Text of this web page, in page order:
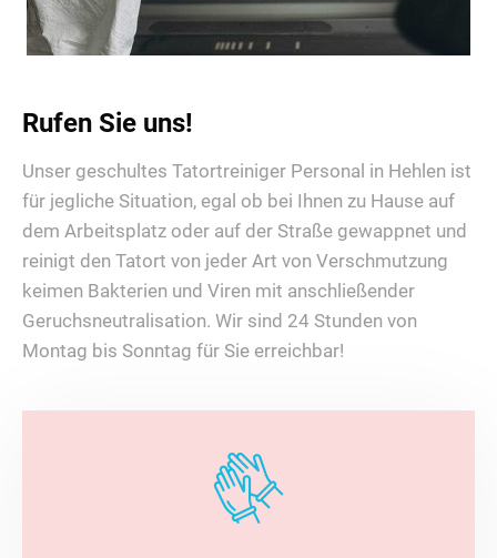
Rufen Sie uns!
Unser geschultes Tatortreiniger Personal in Hehlen ist
für jegliche Situation, egal ob bei Ihnen zu Hause auf
dem Arbeitsplatz oder auf der Straße gewappnet und
reinigt den Tatort von jeder Art von Verschmutzung
keimen Bakterien und Viren mit anschließender
Geruchsneutralisation. Wir sind 24 Stunden von
Montag bis Sonntag für Sie erreichbar!